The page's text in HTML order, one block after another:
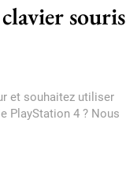
souris
et souhaitez utiliser
PlayStation 4 ? Nous